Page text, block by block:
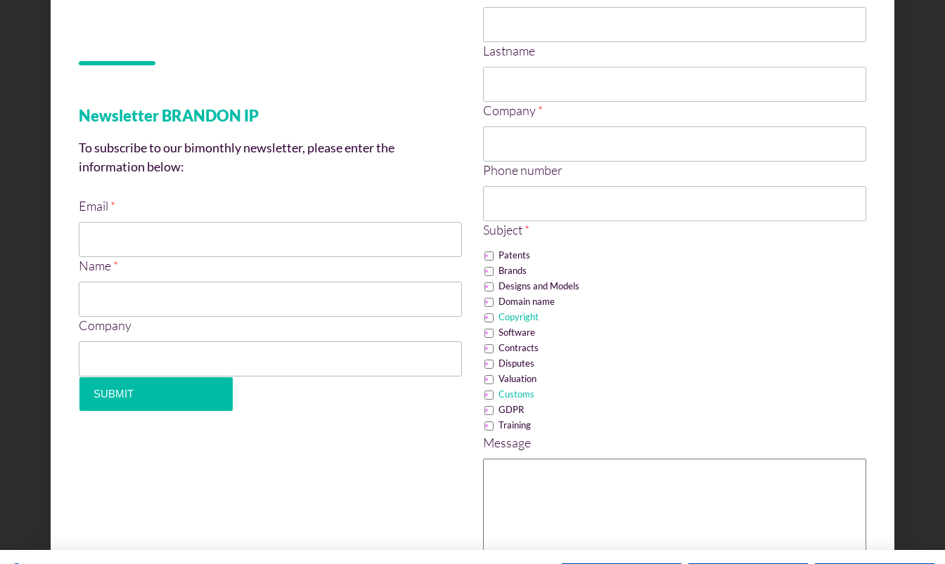
Newsletter BRANDON IP
To subscribe to our bimonthly newsletter, please enter the
information below:
Email *
Name*
Company
SUBMIT
Lastname
Company*
Phone number
Subject*
Patents
Brands
Designs and Models
Domain name
Copyright
Software
Contracts
Disputes
Valuation
Customs
GDPR
Training
Message